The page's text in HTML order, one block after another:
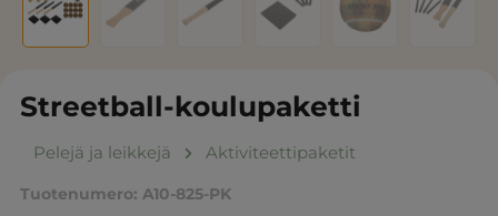
Streetball-koulupaketti
Pelejä ja leikkejä Aktiviteettipaketit
Tuotenumero: A10-825-PK